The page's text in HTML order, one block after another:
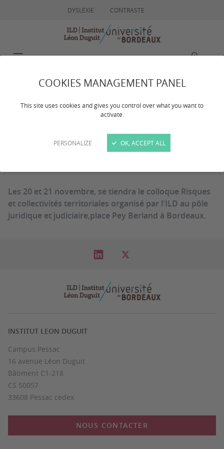
COOKIES MANAGEMENT PANEL
This site uses cookies and gives you control over what you want to
activate.
PERSONALIZE OK, ACCEPT ALL
DYSLEXIE CONTRASTE
Colloque Risques et
collectivités
territoriales
Les 20 et 21 novembre, se tiendra le colloque Risques
et collectivités territoriales organisé par l'ILD au pôle
juridique et judiciaire,place Pey Berland à Bordeaux.
INSTITUT LEON DUGUIT
Campus Pessac
16 avenue Léon Duguit
Bâtiment C1-218
CS 50057
33608 Pessac cedex
NOUS CONTACTER